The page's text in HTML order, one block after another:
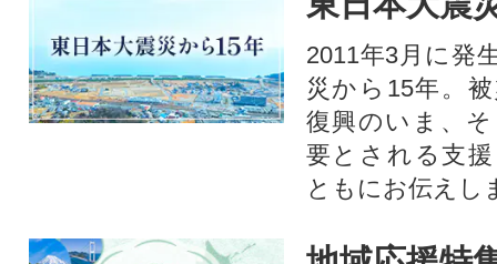
2011年3月に発
災から15年。
復興のいま、
要とされる支
ともにお伝えし